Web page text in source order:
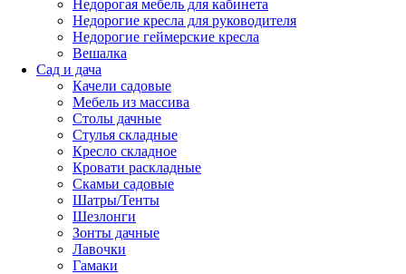
Недорогая мебель для кабинета
Недорогие кресла для руководителя
Недорогие геймерские кресла
Вешалка
Сад и дача
Качели садовые
Мебель из массива
Столы дачные
Стулья складные
Кресло складное
Кровати раскладные
Скамьи садовые
Шатры/Тенты
Шезлонги
Зонты дачные
Лавочки
Гамаки